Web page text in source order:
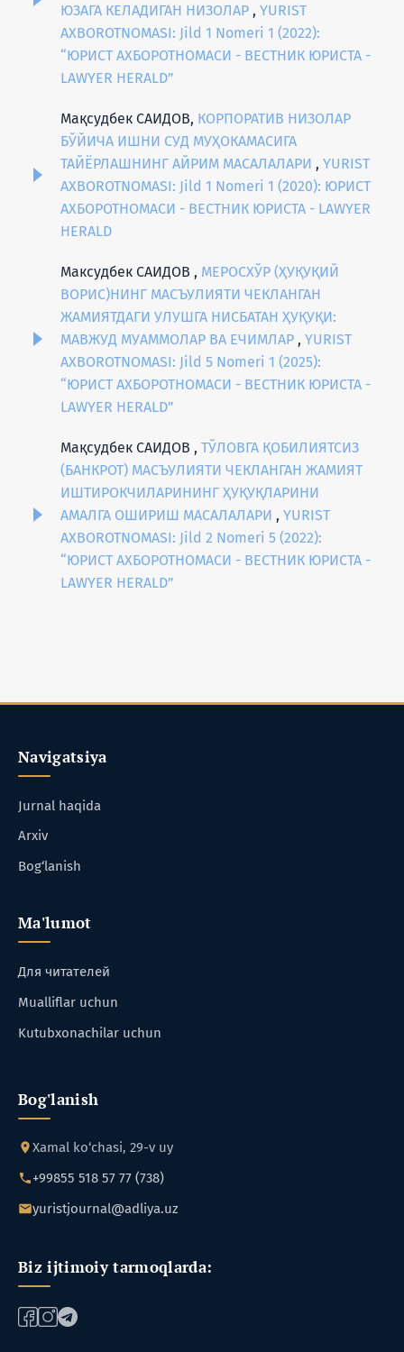
ЮЗАГА КЕЛАДИГАН НИЗОЛАР , YURIST
AXBOROTNOMASI: Jild 1 Nomeri 1 (2022):
“ЮРИСТ АХБОРОТНОМАСИ - ВЕСТНИК ЮРИСТА -
LAWYER HERALD”
Мақсудбек САИДОВ, КОРПОРАТИВ НИЗОЛАР
БЎЙИЧА ИШНИ СУД МУҲОКАМАСИГА
ТАЙЁРЛАШНИНГ АЙРИМ МАСАЛАЛАРИ , YURIST
AXBOROTNOMASI: Jild 1 Nomeri 1 (2020): ЮРИСТ
АХБОРОТНОМАСИ - ВЕСТНИК ЮРИСТА - LAWYER
HERALD
Максудбек САИДОВ , МЕРОСХЎР (ҲУҚУҚИЙ
ВОРИС)НИНГ МАСЪУЛИЯТИ ЧЕКЛАНГАН
ЖАМИЯТДАГИ УЛУШГА НИСБАТАН ҲУҚУҚИ:
МАВЖУД МУАММОЛАР ВА ЕЧИМЛАР , YURIST
AXBOROTNOMASI: Jild 5 Nomeri 1 (2025):
“ЮРИСТ АХБОРОТНОМАСИ - ВЕСТНИК ЮРИСТА -
LAWYER HERALD”
Мақсудбек САИДОВ , ТЎЛОВГА ҚОБИЛИЯТСИЗ
(БАНКРОТ) МАСЪУЛИЯТИ ЧЕКЛАНГАН ЖАМИЯТ
ИШТИРОКЧИЛАРИНИНГ ҲУҚУҚЛАРИНИ
АМАЛГА ОШИРИШ МАСАЛАЛАРИ , YURIST
AXBOROTNOMASI: Jild 2 Nomeri 5 (2022):
“ЮРИСТ АХБОРОТНОМАСИ - ВЕСТНИК ЮРИСТА -
LAWYER HERALD”
Navigatsiya
Jurnal haqida
Arxiv
Bog‘lanish
Ma'lumot
Для читателей
Mualliflar uchun
Kutubxonachilar uchun
Bog'lanish
Xamal ko‘chasi, 29-v uy
+99855 518 57 77 (738)
yuristjournal@adliya.uz
Biz ijtimoiy tarmoqlarda: